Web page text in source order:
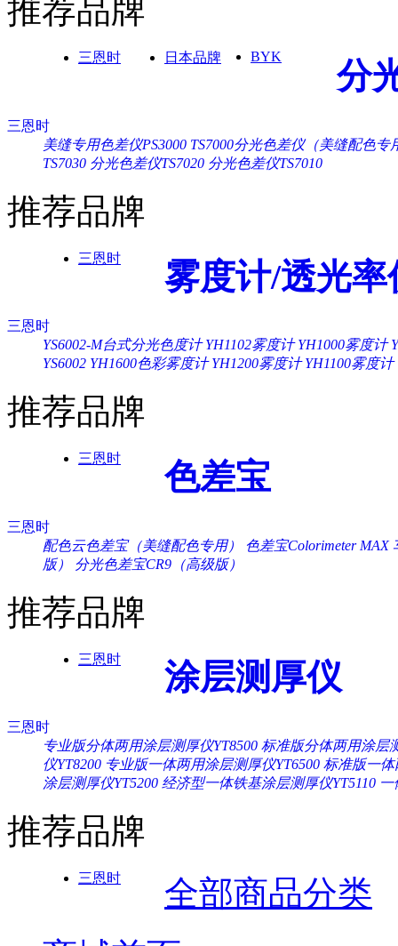
推荐品牌
三恩时 日本品牌 BYK 分
三恩时
美缝专用色差仪PS3000 TS7000分光色差仪（美缝配色专
TS7030 分光色差仪TS7020 分光色差仪TS7010
推荐品牌
三恩时 雾度计/透光率
三恩时
YS6002-M台式分光色度计 YH1102雾度计 YH1000雾度计
YS6002 YH1600色彩雾度计 YH1200雾度计 YH1100雾度计
推荐品牌
三恩时 色差宝
三恩时
配色云色差宝（美缝配色专用）
色差宝Colorimeter MAX
版）
分光色差宝CR9（高级版）
推荐品牌
三恩时 涂层测厚仪
三恩时
专业版分体两用涂层测厚仪YT8500 标准版分体两用涂层
仪YT8200 专业版一体两用涂层测厚仪YT6500 标准版一体
涂层测厚仪YT5200 经济型一体铁基涂层测厚仪YT5110 一
推荐品牌
三恩时
全部商品分类